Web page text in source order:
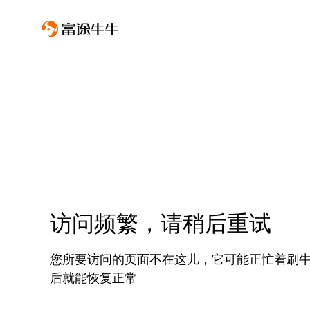
访问频繁，请稍后重试
您所要访问的页面不在这儿，它可能正忙着刷
后就能恢复正常